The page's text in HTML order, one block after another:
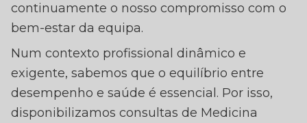
continuamente o nosso compromisso com o
bem-estar da equipa.
Num contexto profissional dinâmico e
exigente, sabemos que o equilíbrio entre
desempenho e saúde é essencial. Por isso,
disponibilizamos consultas de Medicina